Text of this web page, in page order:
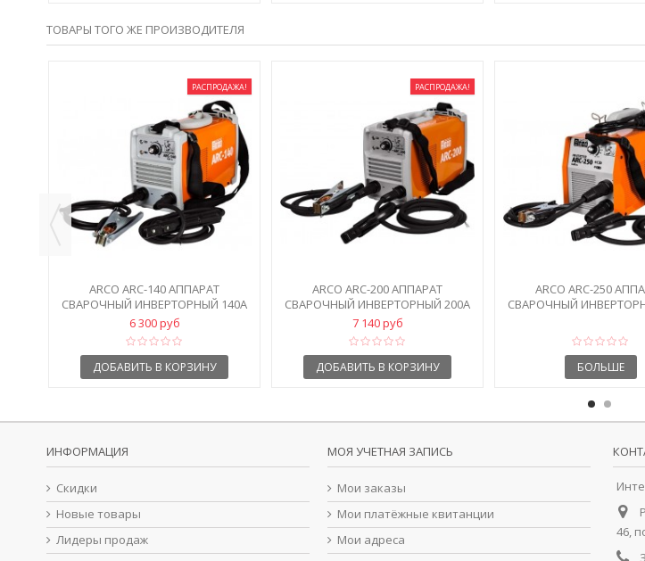
ТОВАРЫ ТОГО ЖЕ ПРОИЗВОДИТЕЛЯ
РАСПРОДАЖА!
ARCO ARC-140 АППАРАТ
СВАРОЧНЫЙ ИНВЕРТОРНЫЙ 140А
6 300 руб
ДОБАВИТЬ В КОРЗИНУ
РАСПРОДАЖА!
ARCO ARC-200 АППАРАТ
СВАРОЧНЫЙ ИНВЕРТОРНЫЙ 200А
7 140 руб
ДОБАВИТЬ В КОРЗИНУ
ARCO ARC-250
СВАРОЧНЫЙ
БОЛЬШЕ
ИНФОРМАЦИЯ
Скидки
Новые товары
Лидеры продаж
МОЯ УЧЕТНАЯ ЗАПИСЬ
Мои заказы
Мои платёжные квитанции
Мои адреса
46,